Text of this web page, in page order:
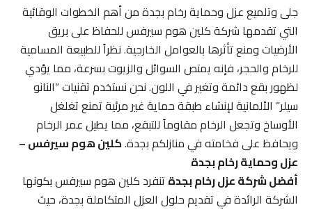
جلى وتلميع عزل وحماية رخام بجدة من أهم الخطوات الوقائية
التي تقدمها شركة كلين هوم سيرفس للحفاظ على بريق
الأرضيات ومنع تأثرها بالعوامل الخارجية. نظراً للطبيعة المسامية
للرخام والحجر، فإنه يمتص السوائل والزيوت بسرعة، مما يؤدي
لظهور بقع دائمة وتغير في اللون. نحن نستخدم تقنيات “النانو
سيلر” الألمانية لإنشاء طبقة حماية غير مرئية تمنع تغلغل
الأوساخ وتجعل الرخام مقاوماً للتبقع، مما يطيل عمر الرخام
ويحافظ على فخامته في منازلكم بجدة.كلين هوم سيرفس –
عزل وحماية رخام بجدة
أفضل شركة عزل رخام بجدةتنفرد كلين هوم سيرفس بكونها
الشركة الرائدة في تقديم حلول العزل المتكاملة بجدة، حيث